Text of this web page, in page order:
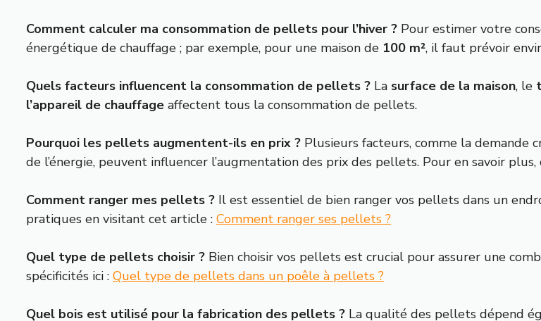
Comment calculer ma consommation de pellets pour l’hiver ? Pour estimer votre
énergétique de chauffage ; par exemple, pour une maison de 100 m², il faut prévoir
Quels facteurs influencent la consommation de pellets ? La surface de la maison, le
l’appareil de chauffage affectent tous la consommation de pellets.
Pourquoi les pellets augmentent-ils en prix ? Plusieurs facteurs, comme la demande
de l’énergie, peuvent influencer l’augmentation des prix des pellets. Pour en savoir
Comment ranger mes pellets ? Il est essentiel de bien ranger vos pellets dans un
pratiques en visitant cet article : Comment ranger ses pellets ?
Quel type de pellets choisir ? Bien choisir vos pellets est crucial pour assurer une
spécificités ici : Quel type de pellets dans un poêle à pellets ?
Quel bois est utilisé pour la fabrication des pellets ? La qualité des pellets dépend